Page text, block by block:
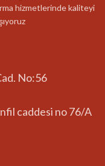
hizmetlerinde kaliteyi
No:56
caddesi no 76/A